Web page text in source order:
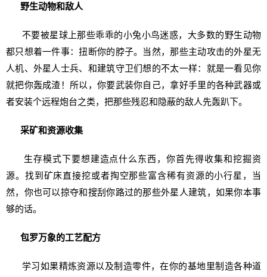
野生动物和敌人
不要被星球上那些乖乖的小兔小鸟迷惑，大多数的野生动物
都只想着一件事：扭断你的脖子。当然，那些主动攻击的外星无
人机、外星人士兵、和建筑守卫们想的不太一样：就是一看见你
就把你轰成渣！所以，你要武装你自己，拿好手里的各种武器或
者安装个远程炮台之类，把那些残忍和隐蔽的敌人先轰趴下。
采矿和资源收集
生存模式下要想建造点什么东西，你首先得收集和挖掘资
源。找到矿床直接挖或者掏空那些富含稀有资源的小行星，当
然，你也可以掠夺和搜刮你路过的那些外星人建筑，如果你本事
够的话。
包罗万象的工艺配方
学习如果精炼资源以及制造零件，在你的基地里制造各种道